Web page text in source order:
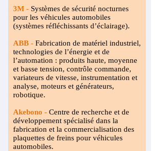
3M - Systèmes de sécurité nocturnes
pour les véhicules automobiles
(systèmes réfléchissants d’éclairage).
ABB - Fabrication de matériel industriel,
technologies de l’énergie et de
l’automation : produits haute, moyenne
et basse tension, contrôle commande,
variateurs de vitesse, instrumentation et
analyse, moteurs et générateurs,
robotique.
Akebono - Centre de recherche et de
développement spécialisé dans la
fabrication et la commercialisation des
plaquettes de freins pour véhicules
automobiles.